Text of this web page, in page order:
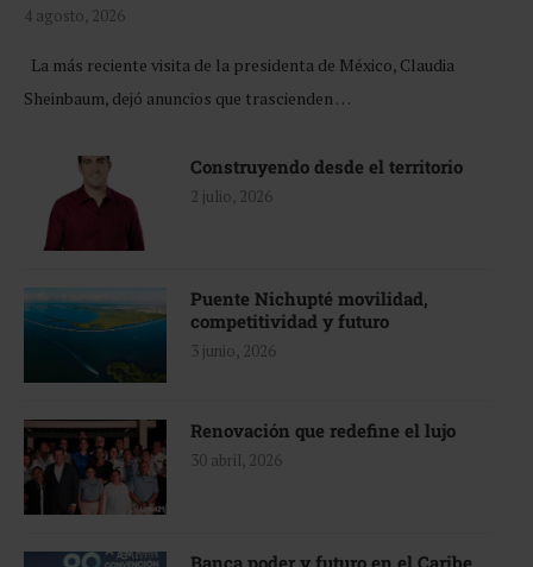
4 agosto, 2026
La más reciente visita de la presidenta de México, Claudia
Sheinbaum, dejó anuncios que trascienden …
Construyendo desde el territorio
2 julio, 2026
Puente Nichupté movilidad,
competitividad y futuro
3 junio, 2026
Renovación que redefine el lujo
30 abril, 2026